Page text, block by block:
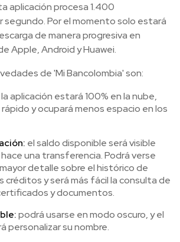
aplicación procesa 1.400
segundo. Por el momento solo estará
de manera progresiva en
Apple, Android y Huawei.
de 'Mi Bancolombia' son:
la aplicación estará 100% en la nube,
rápido y ocupará menos espacio en los
el saldo disponible será visible
una transferencia. Podrá verse
detalle sobre el histórico de
créditos y será más fácil la consulta de
y documentos.
podrá usarse en modo oscuro, y el
personalizar su nombre.